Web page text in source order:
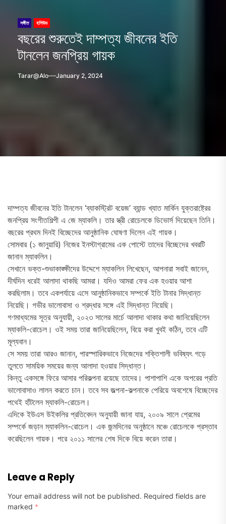
সঙ্গীত হলিউড
বছরের শুরুতেই দাম্পত্য জীবনের ইতি
টানলেন জনপ্রিয় গায়ক
Tarar@alo January 2, 2024
দাম্পত্য জীবনের ইতি টানলেন ‘ব্যাকস্ট্রিট বয়েজ’ ব্যান্ড খ্যাত মার্কিন যুক্তরাষ্ট্রের
জনপ্রিয় সংগীতশিল্পী এ জে ম্যাকলি। তার স্ত্রী রোচেলকে ডিভোর্স দিয়েছেন তিনি।
বছরের প্রথম দিনই বিচ্ছেদের আনুষ্ঠানিক ঘোষণা দিলেন এই গায়ক।
সোমবার (১ জানুয়ারি) নিজের ইনস্টাগ্রামের এক পোস্টে তাদের বিচ্ছেদের খবরটি
জানান ম্যাকলিন।
সেখানে ভক্ত-শুভাকাঙ্ক্ষীদের উদ্দেশে ম্যাকলিন লিখেছেন, আপনারা সবাই জানেন,
দীর্ঘদিন ধরেই আলাদা থাকছি আমরা। যদিও আমরা ফের এক হওয়ার আশা
করছিলাম। তবে একপর্যায়ে এসে আনুষ্ঠানিকভাবে সম্পর্কে ইতি টানার সিদ্ধান্ত
নিয়েছি। গভীর ভালোবাসা ও শ্রদ্ধার সঙ্গে এই সিদ্ধান্ত নিয়েছি।
গণমাধ্যমের সূত্র অনুযায়ী, ২০২৩ সালের মার্চে আলাদা থাকার কথা জানিয়েছিলেন
ম্যাকলি-রোচেল। ওই সময় তারা জানিয়েছিলেন, বিয়ে করা খুবই কঠিন, তবে এটি
মূল্যবান।
সে সময় তারা আরও জানান, পারস্পারিকভাবে নিজেদের শক্তিশালী ভবিষ্যৎ গড়ে
তুলতে সাময়িক সময়ের জন্য আলাদা হওয়ার সিদ্ধান্ত।
কিন্তু একসঙ্গে ফিরে আসার পরিকল্পনা রয়েছে তাদের। পাশাপাশি একে অপরের প্রতি
ভালোবাসাও লালন করতে চান। তবে সব জল্পনা-কল্পনাকে পেরিয়ে অবশেষে বিচ্ছেদের
পথেই হাঁটলেন ম্যাকলি-রোচেল।
এদিকে ইউএস উইকলির প্রতিবেদন অনুযায়ী জানা যায়, ২০০৯ সালে প্রেমের
সম্পর্কে জড়ান ম্যাকলিন-রোচেল। এক জন্মদিনের অনুষ্ঠানে মঞ্চে রোচেলকে প্রস্তাব
করেছিলেন গায়ক। পরে ২০১১ সালের শেষ দিকে বিয়ে করেন তারা।
Leave a Reply
Your email address will not be published. Required fields are
marked *